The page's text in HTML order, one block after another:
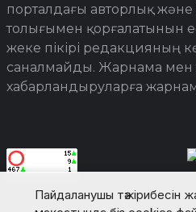
Пайдаланушы тәжірибесін
порталдағы авторлық және
толығымен қорғалатынын
жеке пікірі редакцияның
саналмайды. Жарнама мен
хабарландыруларға